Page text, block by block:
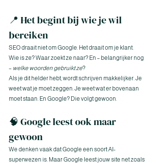
📍 Het begint bij wie je wil
bereiken
SEO draait niet om Google. Het draait om je klant.
Wie is ze? Waar zoekt ze naar? En – belangrijker nog
– welke woorden gebruikt ze?
Als je dit helder hebt, wordt schrijven makkelijker. Je
weet wat je moet zeggen. Je weet wat er bovenaan
moet staan. En Google? Die volgt gewoon.
🧠 Google leest ook maar
gewoon
We denken vaak dat Google een soort AI-
superwezen is. Maar Google leest jouw site net zoals